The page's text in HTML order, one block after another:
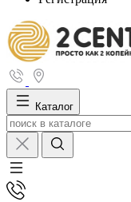
Каталог